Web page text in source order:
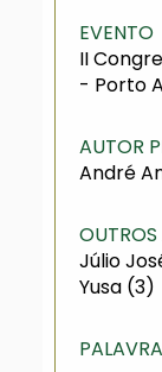
EVENTO
II
- Porto
AUTOR
André
OUTROS
Júlio
Yusa (3)